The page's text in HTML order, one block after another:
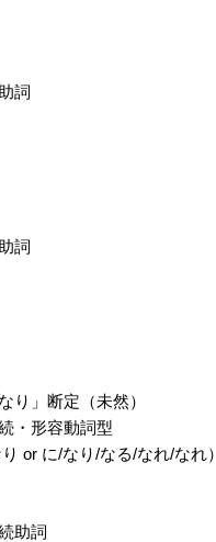
詞
詞
り」断定（未然）
・形容動詞型
or に/なり/なる/なれ/なれ）
助詞